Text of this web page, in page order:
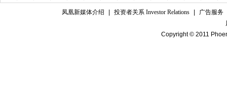
凤凰新媒体介绍 投资者关系 Investor Relations
广告服务
Copyright © 2011